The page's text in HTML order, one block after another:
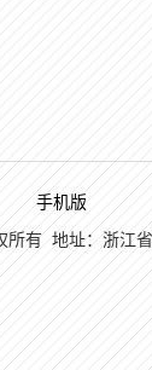
手机版
有 地址：浙江